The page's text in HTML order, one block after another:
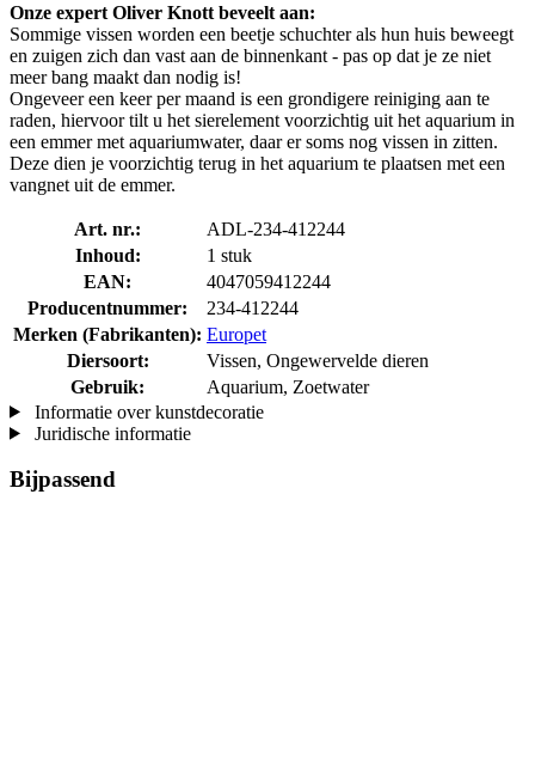
Onze expert Oliver Knott beveelt aan:
Sommige vissen worden een beetje schuchter als hun huis beweegt
en zuigen zich dan vast aan de binnenkant - pas op dat je ze niet
meer bang maakt dan nodig is!
Ongeveer een keer per maand is een grondigere reiniging aan te
raden, hiervoor tilt u het sierelement voorzichtig uit het aquarium in
een emmer met aquariumwater, daar er soms nog vissen in zitten.
Deze dien je voorzichtig terug in het aquarium te plaatsen met een
vangnet uit de emmer.
Art. nr.:
ADL-234-412244
Inhoud:
1 stuk
EAN:
4047059412244
Producentnummer:
234-412244
Merken (Fabrikanten): Europet
Diersoort:
Vissen, Ongewervelde dieren
Gebruik:
Aquarium, Zoetwater
Informatie over kunstdecoratie
Juridische informatie
Bijpassend